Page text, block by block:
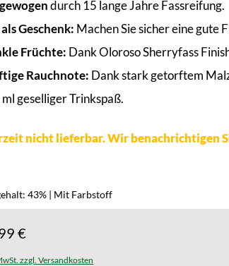
durch 15 lange Jahre Fassreifung.
Geschenk: Machen Sie sicher eine gute
Früchte: Dank Oloroso Sherryfass
Rauchnote: Dank stark getorftem
ml geselliger Trinkspaß.
nicht lieferbar. Wir benachrichtigen
43% | Mit Farbstoff
€
zzgl. Versandkosten